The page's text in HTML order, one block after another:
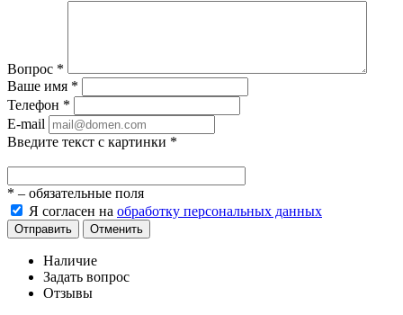
Вопрос *
Ваше имя *
Телефон *
E-mail
Введите текст с картинки *
* – обязательные поля
Я согласен на обработку персональных данных
Отправить Отменить
Наличие
Задать вопрос
Отзывы